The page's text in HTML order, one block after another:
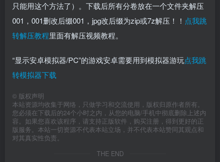
只能用这个方法了）。下载后所有分卷放在一个文件夹解压
001，001删改后缀001，jpg改后缀为zip或7z解压！！ 点我跳
转解压教程里面有解压视频教程。
“显示安卓模拟器/PC”的游戏安卓需要用到模拟器游玩点我跳
转模拟器下载
© 版权声明
本站资源均收集于网络，只做学习和交流使用，版权归原作者所有。
您必须在下载后的24个小时之内，从您的电脑/手机中彻底删除上述内
容。如果您喜欢该程序，请支持正版软件，购买注册，得到更好的正
版服务。本站一切资源不代表本站立场，并不代表本站赞同其观点和
对其真实性负责。
THE END